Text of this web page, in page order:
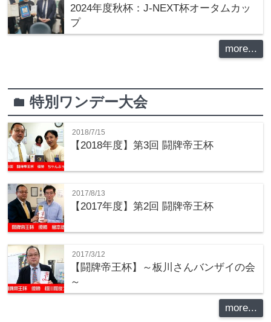
2024年度秋杯：J-NEXT杯オータムカッ
プ
more...
folder特別ワンデー大会
2018/7/15
【2018年度】第3回 闘牌帝王杯
2017/8/13
【2017年度】第2回 闘牌帝王杯
2017/3/12
【闘牌帝王杯】～板川さんバンザイの会
～
more...